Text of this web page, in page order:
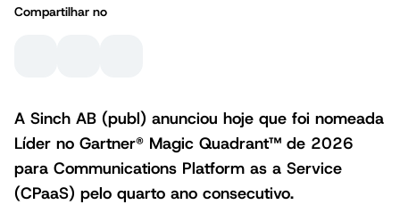
Compartilhar no
A Sinch AB (publ) anunciou hoje que foi nomeada
Líder no Gartner® Magic Quadrant™ de 2026
para Communications Platform as a Service
(CPaaS) pelo quarto ano consecutivo.